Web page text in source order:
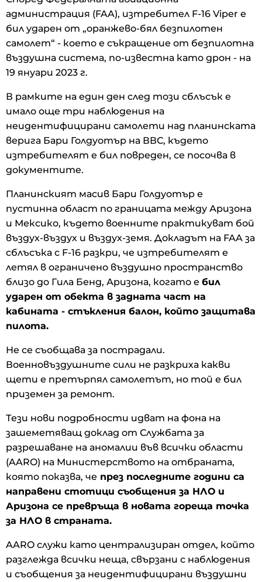
администрация (FAA), изтребител F-16 Viper е
бил ударен от „оранжево-бял безпилотен
самолет“ - което е съкращение от безпилотна
въздушна система, по-известна като дрон - на
19 януари 2023 г.
В рамките на един ден след този сблъсък е
имало още три наблюдения на
неидентифицирани самолети над планинската
верига Бари Голдуотър на ВВС, където
изтребителят е бил повреден, се посочва в
документите.
Планинският масив Бари Голдуотър е
пустинна област по границата между Аризона
и Мексико, където военните практикуват бой
въздух-въздух и въздух-земя. Докладът на FAA за
сблъсъка с F-16 разкри, че изтребителят е
летял в ограничено въздушно пространство
близо до Гила Бенд, Аризона, когато е бил
ударен от обекта в задната част на
кабината - стъкления балон, който защитава
пилота.
Не се съобщава за пострадали.
Военновъздушните сили не разкриха какви
щети е претърпял самолетът, но той е бил
приземен за ремонт.
Тези нови подробности идват на фона на
зашеметяващ доклад от Службата за
разрешаване на аномалии във всички области
(AARO) на Министерството на отбраната,
която показва, че през последните години са
направени стотици съобщения за НЛО и
Аризона се превръща в новата гореща точка
за НЛО в страната.
AARO служи като централизиран отдел, който
разглежда всички неща, свързани с наблюдения
и съобщения за неидентифицирани въздушни